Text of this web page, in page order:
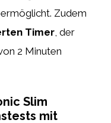
Zudem
Timer , der
2 Minuten
Slim
mit